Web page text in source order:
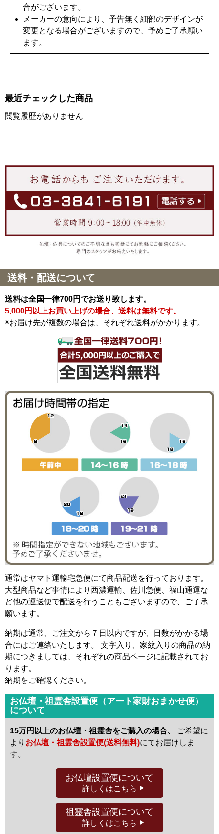
合がございます。
メーカーの意向により、予告無く細部のデザインが
変更となる場合がございますので、予めご了承願い
ます。
最近チェックした商品
閲覧履歴がありません
送料・配送について
送料は全国一律700円でお送り致します。
5,000円以上お買い上げの場合、送料は無料です。
※お届け先が複数の場合は、それぞれ送料がかかります。
通常はヤマト運輸宅急便にて商品配送を行っております。
大型商品など事情により西濃運輸、佐川急便、福山通運な
ど他の運送便で配送を行うこともございますので、ご了承
願います。
納期は通常、ご注文から７日以内ですが、日数がかかる場
合にはご連絡いたします。 文字入り、家紋入りの商品の納
期につきましては、それぞれの商品ページに記載されてお
ります。
納期をご確認ください。
お仏壇・祖霊舎設置便（アート家財おまかせ便）
について
15万円以上のお仏壇・祖霊舎をご購入の場合、
ご希望に
より お仏壇・祖霊舎設置便(送料無料)にてお届けしま
す。
お仏壇設置便について
詳しくはこちら
祖霊舎設置便について
詳しくはこちら